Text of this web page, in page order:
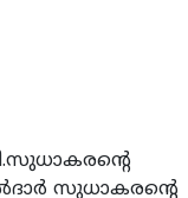
സുധാകരന്റെ